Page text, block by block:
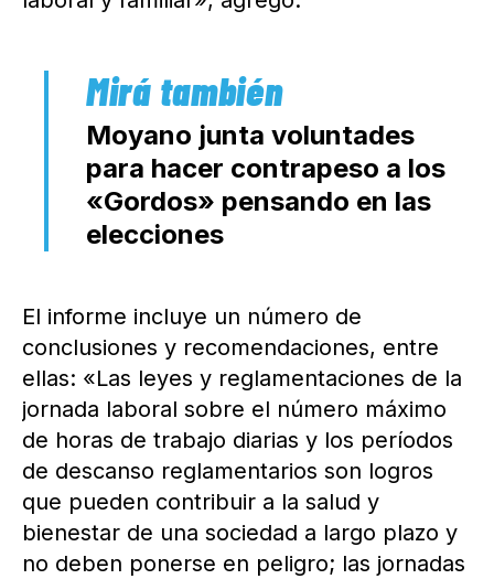
Moyano junta voluntades
para hacer contrapeso a los
«Gordos» pensando en las
elecciones
El informe incluye un número de
conclusiones y recomendaciones, entre
ellas: «Las leyes y reglamentaciones de la
jornada laboral sobre el número máximo
de horas de trabajo diarias y los períodos
de descanso reglamentarios son logros
que pueden contribuir a la salud y
bienestar de una sociedad a largo plazo y
no deben ponerse en peligro; las jornadas